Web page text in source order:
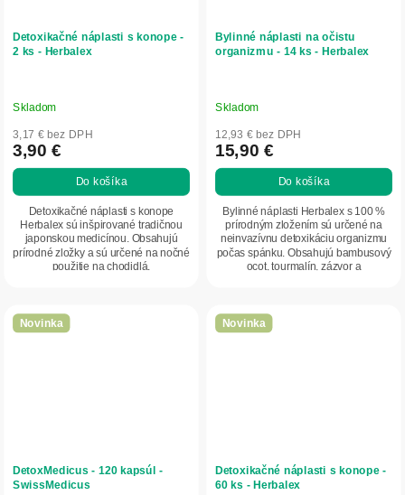
Detoxikačné náplasti s konope -
2 ks - Herbalex
Skladom
3,17 € bez DPH
3,90 €
Do košíka
Detoxikačné náplasti s konope
Herbalex sú inšpirované tradičnou
japonskou medicínou. Obsahujú
prírodné zložky a sú určené na nočné
použitie na chodidlá.
Bylinné náplasti na očistu
organizmu - 14 ks - Herbalex
Skladom
12,93 € bez DPH
15,90 €
Do košíka
Bylinné náplasti Herbalex s 100 %
prírodným zložením sú určené na
neinvazívnu detoxikáciu organizmu
počas spánku. Obsahujú bambusový
ocot, tourmalín, zázvor a
Novinka
DetoxMedicus - 120 kapsúl -
SwissMedicus
Novinka
Detoxikačné náplasti s konope -
60 ks - Herbalex